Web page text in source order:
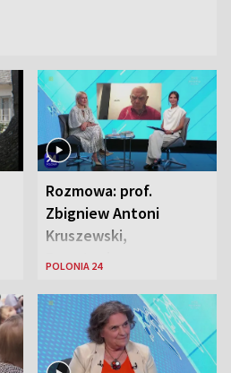
Rozmowa: prof.
Zbigniew Antoni
Kruszewski,
Powstaniec
Zaryan, piosenkarka
POLONIA 24